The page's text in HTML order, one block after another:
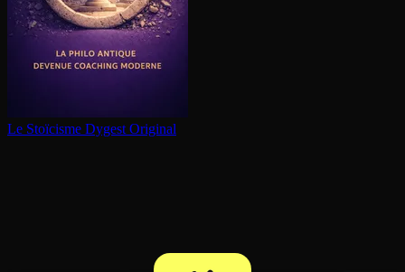
Le Stoïcisme Dygest Original